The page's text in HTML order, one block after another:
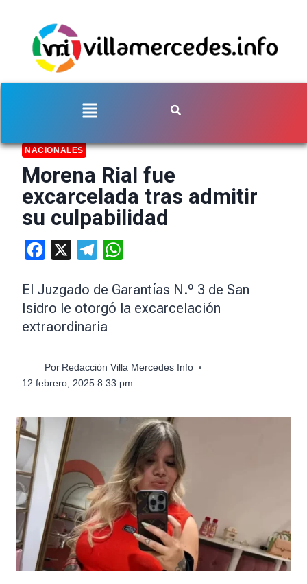
NACIONALES
Morena Rial fue
excarcelada tras admitir
su culpabilidad
Facebook Telegram
El Juzgado de Garantías N.º 3 de San
Isidro le otorgó la excarcelación
extraordinaria
Por Redacción Villa Mercedes Info
12 febrero, 2025 8:33 pm